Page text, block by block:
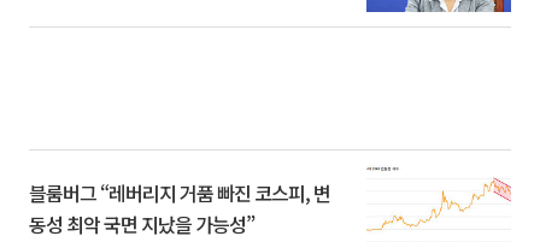
블룸버그 “레버리지 거품 빠진 코스피, 변
동성 최악 국면 지났을 가능성”